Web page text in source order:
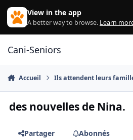
Aller au contenu
View in the app
A better way to browse. Learn
Cani-Seniors
Accueil Ils attendent leurs
des nouvelles de Nina.
Partager
Abonnés